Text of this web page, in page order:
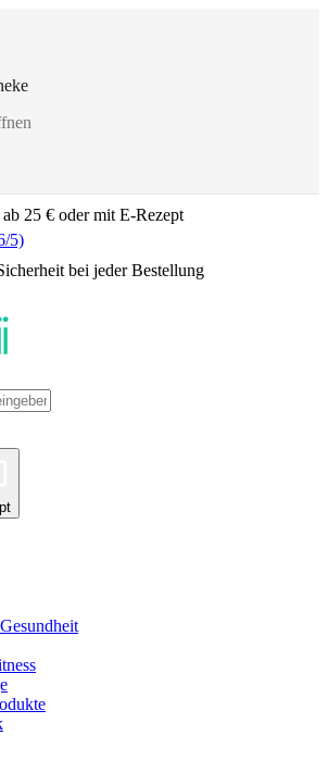
25 € oder mit E-Rezept
/5)
bei jeder Bestellung